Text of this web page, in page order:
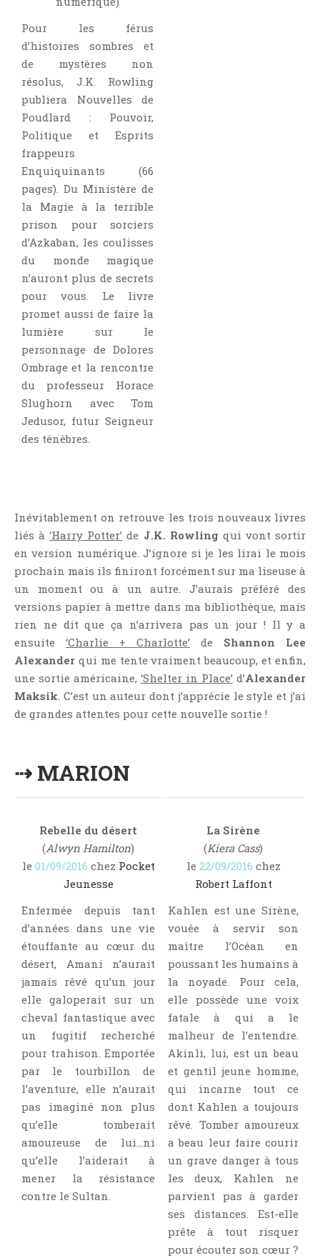
Pour les férus
d’histoires sombres et
de mystères non
résolus, J.K. Rowling
publiera Nouvelles de
Poudlard : Pouvoir,
Politique et Esprits
frappeurs
Enquiquinants (66
pages). Du Ministère de
la Magie à la terrible
prison pour sorciers
d’Azkaban, les coulisses
du monde magique
n’auront plus de secrets
pour vous. Le livre
promet aussi de faire la
lumière sur le
personnage de Dolores
Ombrage et la rencontre
du professeur Horace
Slughorn avec Tom
Jedusor, futur Seigneur
des ténèbres.
Inévitablement on retrouve les trois nouveaux livres
liés à‘Harry Potter’ de J.K. Rowling qui vont sortir
en version numérique. J’ignore si je les lirai le mois
prochain mais ils finiront forcément sur ma liseuse à
un moment ou à un autre. J’aurais préféré des
versions papier à mettre dans ma bibliothèque, mais
rien ne dit que ça n’arrivera pas un jour ! Il y a
ensuite ‘Charlie + Charlotte’ de Shannon Lee
Alexander qui me tente vraiment beaucoup, et enfin,
une sortie américaine, ‘Shelter in Place’ d’Alexander
Maksik. C’est un auteur dont j’apprécie le style et j’ai
de grandes attentes pour cette nouvelle sortie !
⇢ MARION
Rebelle du désert
(Alwyn Hamilton)
le 01/09/2016 chez Pocket
Jeunesse
Enfermée depuis tant
d’années dans une vie
étouffante au cœur du
désert, Amani n’aurait
jamais rêvé qu’un jour
elle galoperait sur un
cheval fantastique avec
un fugitif recherché
pour trahison. Emportée
par le tourbillon de
l’aventure, elle n’aurait
pas imaginé non plus
qu’elle tomberait
amoureuse de lui…ni
qu’elle l’aiderait à
mener la résistance
contre le Sultan.
La Sirène
(Kiera Cass)
le 22/09/2016 chez
Robert Laffont
Kahlen est une Sirène,
vouée à servir son
maître l’Océan en
poussant les humains à
la noyade. Pour cela,
elle possède une voix
fatale à qui a le
malheur de l’entendre.
Akinli, lui, est un beau
et gentil jeune homme,
qui incarne tout ce
dont Kahlen a toujours
rêvé. Tomber amoureux
a beau leur faire courir
un grave danger à tous
les deux, Kahlen ne
parvient pas à garder
ses distances. Est-elle
prête à tout risquer
pour écouter son cœur ?